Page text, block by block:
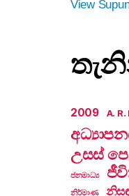
View
2009 A.
උසස්
ජනමාධ්‍ය
නිර්මාණ